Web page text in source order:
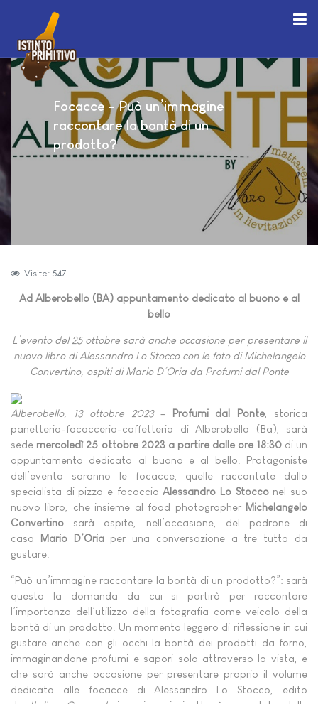
Focacce - Può un’immagine
raccontare la bontà di un
prodotto?
Visite: 547
Ad Alberobello (BA) appuntamento dedicato al buono e al
bello
L’evento del 25 ottobre sarà anche occasione per presentare il
nuovo libro di Alessandro Lo Stocco con le foto di Michelangelo
Convertino, ospiti di Mario D’Oria da Profumi dal Ponte
Alberobello, 13 ottobre 2023 – Profumi dal Ponte, storica
panetteria-focacceria-caffetteria di Alberobello (Ba), sarà
sede mercoledì 25 ottobre 2023 a partire dalle ore 18:30di un
appuntamento dedicato al buono e al bello. Protagoniste
dell’evento saranno le focacce, quelle raccontate dallo
specialista di pizza e focacciaAlessandro Lo Stocconel suo
nuovo libro, che insieme al food photographer Michelangelo
Convertino sarà ospite, nell’occasione, del padrone di
casa Mario D’Oriaper una conversazione a tre tutta da
gustare.
“Può un’immagine raccontare la bontà di un prodotto?”: sarà
questa la domanda da cui si partirà per raccontare
l’importanza dell’utilizzo della fotografia come veicolo della
bontà di un prodotto. Un momento leggero di riflessione in cui
gustare anche con gli occhi la bontà dei prodotti da forno,
immaginandone profumi e sapori solo attraverso la vista, e
che sarà anche occasione per presentare proprio il volume
dedicato alle focacce di Alessandro Lo Stocco, edito